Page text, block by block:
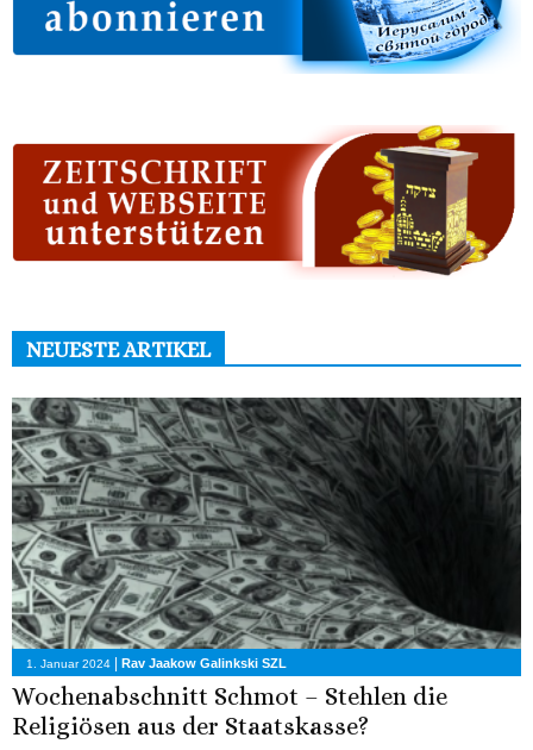
NEUESTE ARTIKEL
1. Januar 2024 | Rav Jaakow Galinkski SZL
Wochenabschnitt Schmot – Stehlen die
Religiösen aus der Staatskasse?